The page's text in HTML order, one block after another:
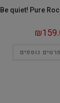
Be quiet! Pure
₪
פרטים נוספים